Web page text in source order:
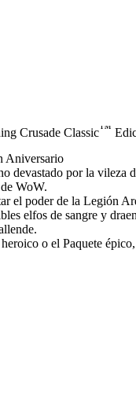
Crusade Classic™
Aniversario
devastado por la
WoW.
el poder de la Legión
elfos de sangre y
o el Paquete